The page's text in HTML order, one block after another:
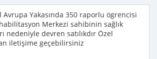
Avrupa Yakasında 350 raporlu ögrencisi
Merkezi sahibinin sağlık
nedeniyle devren satılıkdır Özel
iletişime geçebilirsiniz